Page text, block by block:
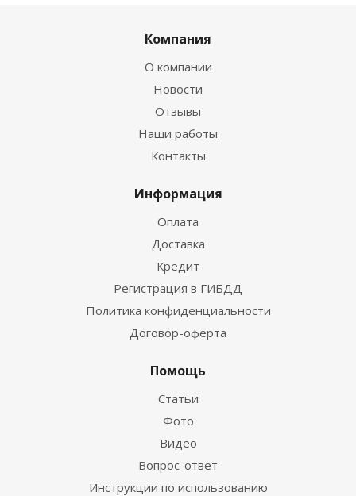
Компания
О компании
Новости
Отзывы
Наши работы
Контакты
Информация
Оплата
Доставка
Кредит
Регистрация в ГИБДД
Политика конфиденциальности
Договор-оферта
Помощь
Статьи
Фото
Видео
Вопрос-ответ
Инструкции по использованию